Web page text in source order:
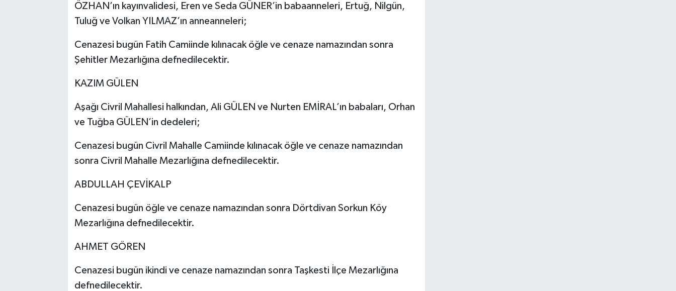
ÖZHAN’ın kayınvalidesi, Eren ve Seda GÜNER’in babaanneleri, Ertuğ, Nilgün,
Tuluğ ve Volkan YILMAZ’ın anneanneleri;
Cenazesi bugün Fatih Camiinde kılınacak öğle ve cenaze namazından sonra
Şehitler Mezarlığına defnedilecektir.
KAZIM GÜLEN
Aşağı Civril Mahallesi halkından, Ali GÜLEN ve Nurten EMİRAL’ın babaları, Orhan
ve Tuğba GÜLEN’in dedeleri;
Cenazesi bugün Civril Mahalle Camiinde kılınacak öğle ve cenaze namazından
sonra Civril Mahalle Mezarlığına defnedilecektir.
ABDULLAH ÇEVİKALP
Cenazesi bugün öğle ve cenaze namazından sonra Dörtdivan Sorkun Köy
Mezarlığına defnedilecektir.
AHMET GÖREN
Cenazesi bugün ikindi ve cenaze namazından sonra Taşkesti İlçe Mezarlığına
defnedilecektir.